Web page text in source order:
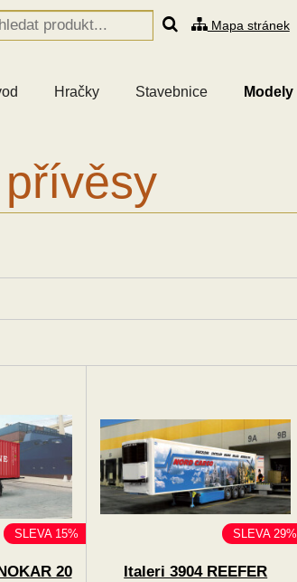
Mapa stránek
Hračky Stavebnice Modely
SLEVA 15%
20
SLEVA 29%
Italeri 3904 REEFER